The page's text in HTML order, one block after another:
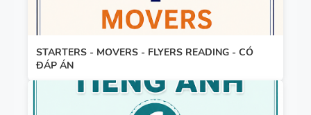
STARTERS - MOVERS - FLYERS READING - CÓ
ĐÁP ÁN